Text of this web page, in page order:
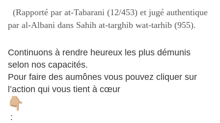
(Rapporté par at-Tabarani (12/453) et jugé authentique
par al-Albani dans Sahih at-targhib wat-tarhib (955).
Continuons à rendre heureux les plus démunis
selon nos capacités.
Pour faire des aumônes vous pouvez cliquer sur
l’action qui vous tient à cœur
: